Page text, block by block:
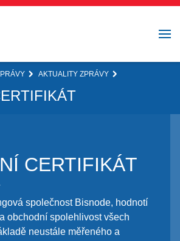
AKTUALITY ZPRÁVY
CERTIFIKÁT
společnost Bisnode, hodnotí
obchodní spolehlivost všech
neustále měřeného a